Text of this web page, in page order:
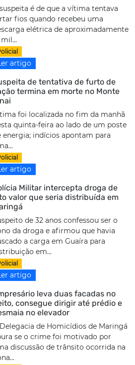
é de que a vítima tentava
fios quando recebeu uma
elétrica de aproximadamente
mil...
artigo
de tentativa de furto de
termina em morte no Monte
foi localizada no fim da manhã
quinta-feira ao lado de um poste
energia; indícios apontam para
artigo
Militar intercepta droga de
valor que seria distribuída em
de 32 anos confessou ser o
da droga e afirmou que havia
a carga em Guaíra para
em...
artigo
leva duas facadas no
consegue dirigir até prédio e
no elevador
de Homicídios de Maringá
se o crime foi motivado por
discussão de trânsito ocorrida na